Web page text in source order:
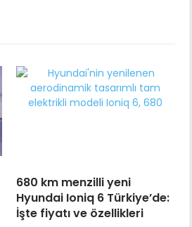
680 km menzilli yeni
Hyundai Ioniq 6 Türkiye’de:
İşte fiyatı ve özellikleri